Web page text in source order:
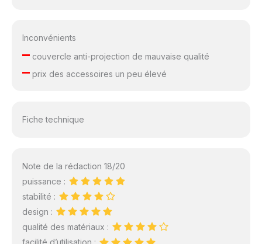
Inconvénients
–couvercle anti-projection de mauvaise qualité
–prix des accessoires un peu élevé
Fiche technique
Note de la rédaction 18/20
puissance :
stabilité :
design :
qualité des matériaux :